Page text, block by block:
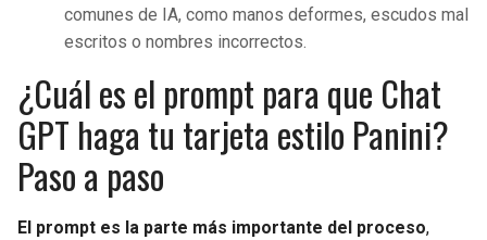
comunes de IA, como manos deformes, escudos mal
escritos o nombres incorrectos.
¿Cuál es el prompt para que Chat
GPT haga tu tarjeta estilo Panini?
Paso a paso
El prompt es la parte más importante del proceso,